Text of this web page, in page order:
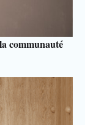
communauté